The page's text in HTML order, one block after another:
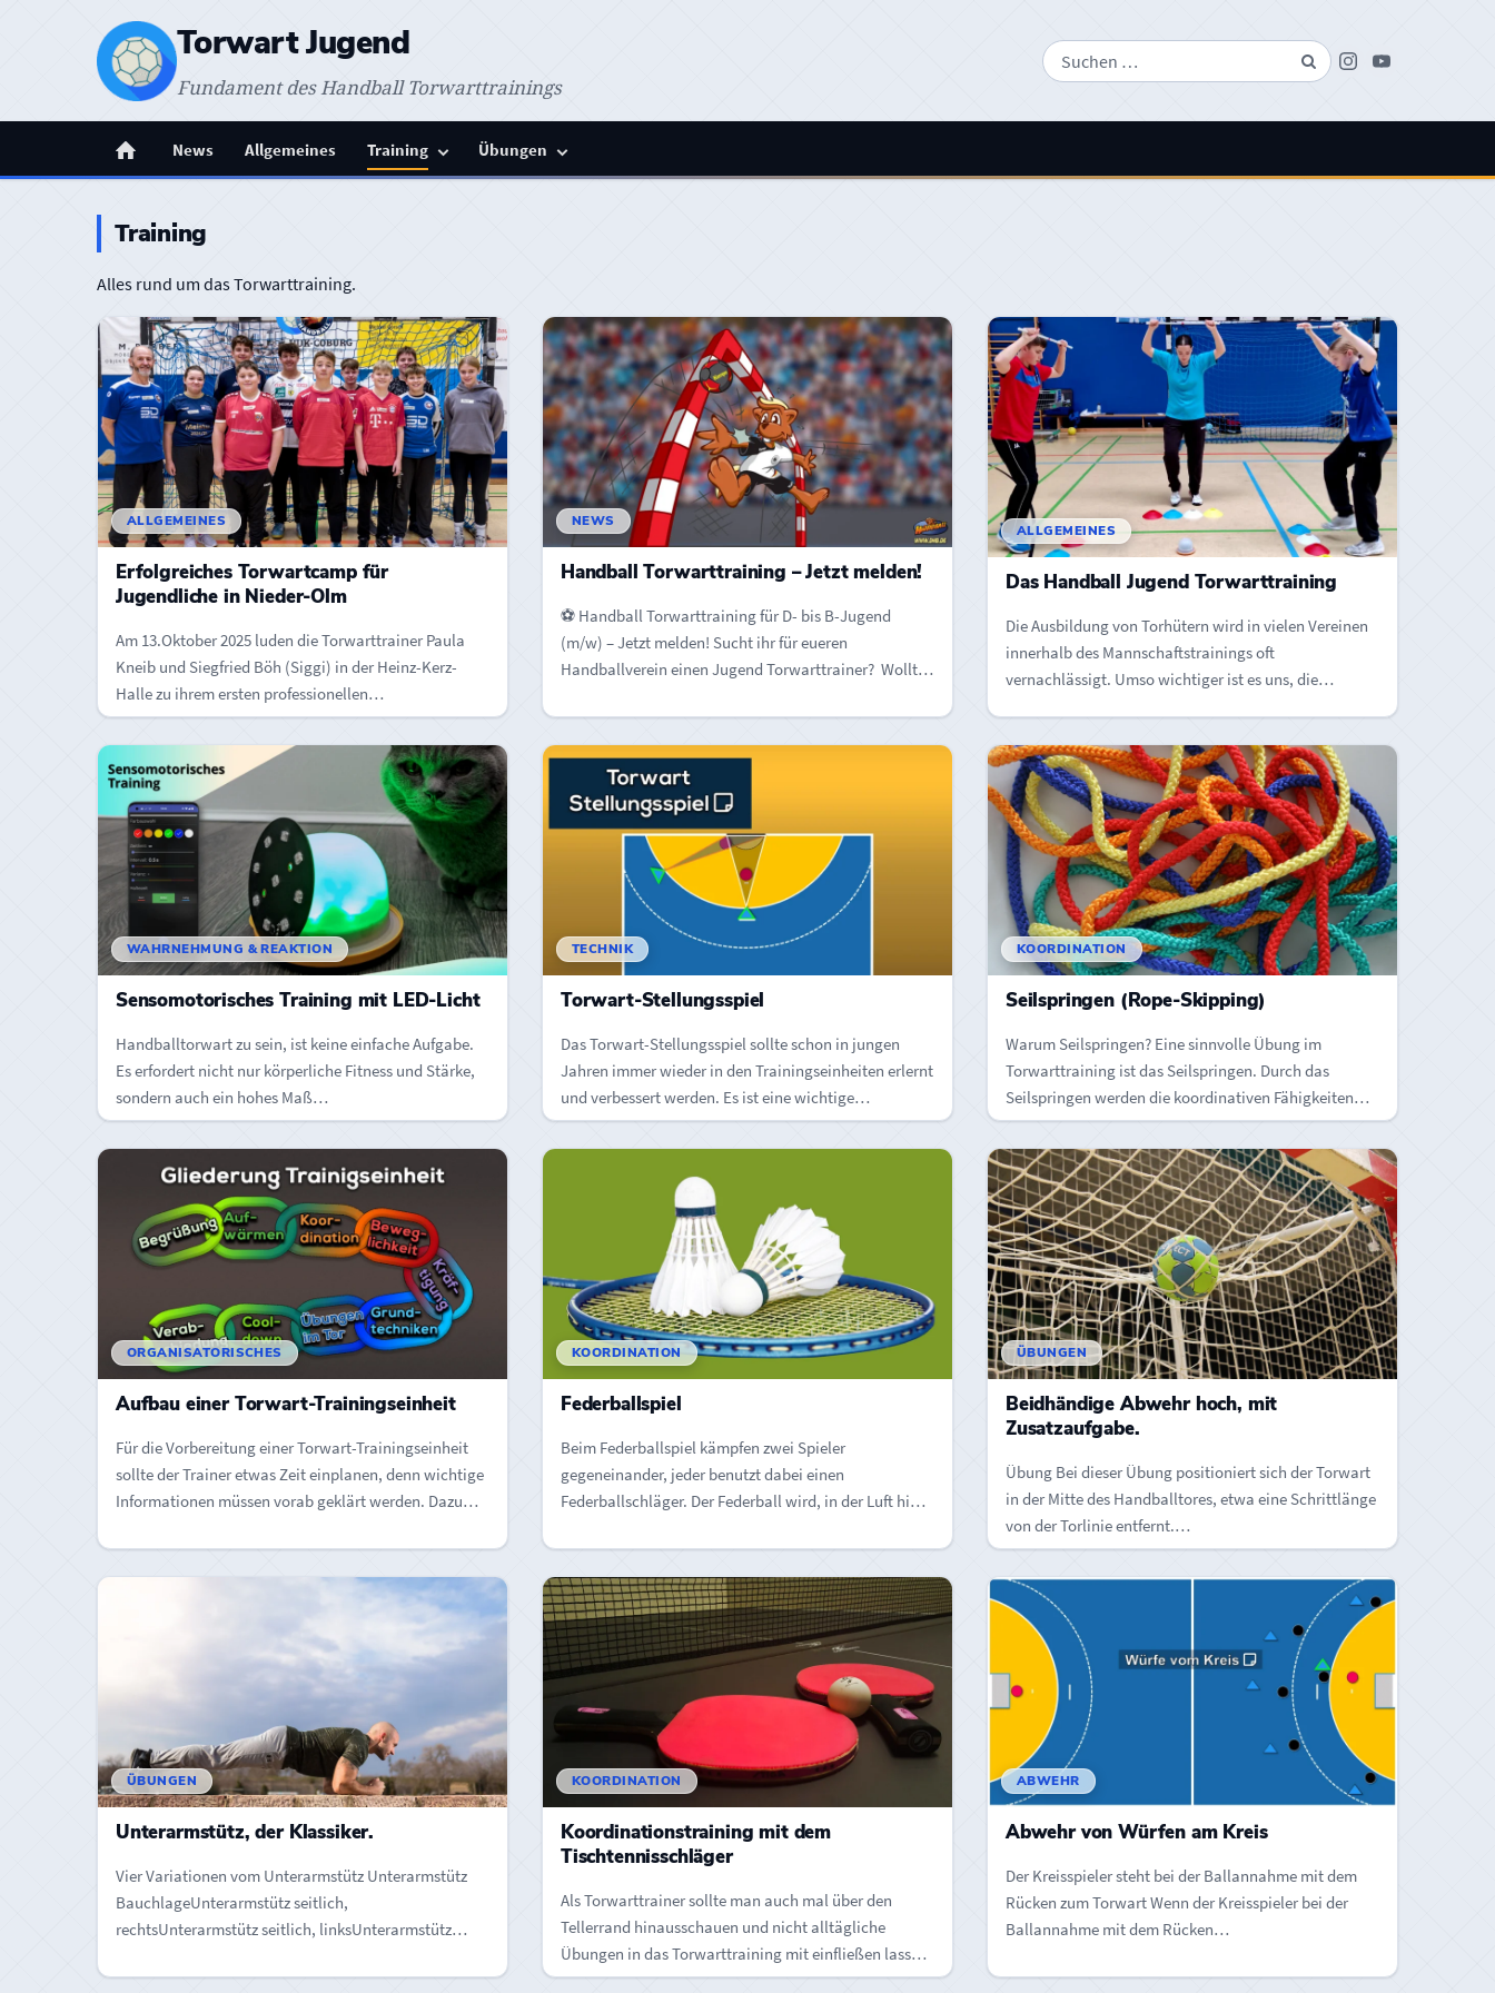
Torwart Jugend
Fundament des Handball Torwarttrainings
Suchen
nach:
Instagram
Youtube
News Allgemeines Training Übungen
Training
Alles rund um das Torwarttraining.
ALLGEMEINES
Erfolgreiches Torwartcamp für
Jugendliche in Nieder-Olm
Am 13.Oktober 2025 luden die Torwarttrainer Paula
Kneib und Siegfried Böh (Siggi) in der Heinz-Kerz-
Halle zu ihrem ersten professionellen
Torwarttraining…
NEWS
Handball Torwarttraining – Jetzt melden!
⚽️ Handball Torwarttraining für D- bis B-Jugend
(m/w) – Jetzt melden! Sucht ihr für eueren
Handballverein einen Jugend Torwarttrainer? Wollt…
ALLGEMEINES
Das Handball Jugend Torwarttraining
Die Ausbildung von Torhütern wird in vielen Vereinen
innerhalb des Mannschaftstrainings oft
vernachlässigt. Umso wichtiger ist es uns, die
WAHRNEHMUNG & REAKTION
Sensomotorisches Training mit LED-Licht
Handballtorwart zu sein, ist keine einfache Aufgabe.
Es erfordert nicht nur körperliche Fitness und Stärke,
sondern auch ein hohes Maß…
TECHNIK
Torwart-Stellungsspiel
Das Torwart-Stellungsspiel sollte schon in jungen
Jahren immer wieder in den Trainingseinheiten erlernt
und verbessert werden. Es ist eine wichtige…
KOORDINATION
Seilspringen (Rope-Skipping)
Warum Seilspringen? Eine sinnvolle Übung im
Torwarttraining ist das Seilspringen. Durch das
Seilspringen werden die koordinativen Fähigkeiten
enorm verbessert, ebenso…
ORGANISATORISCHES
Aufbau einer Torwart-Trainingseinheit
Für die Vorbereitung einer Torwart-Trainingseinheit
sollte der Trainer etwas Zeit einplanen, denn wichtige
Informationen müssen vorab geklärt werden. Dazu
KOORDINATION
Federballspiel
Beim Federballspiel kämpfen zwei Spieler
gegeneinander, jeder benutzt dabei einen
Federballschläger. Der Federball wird, in der Luft hin
ÜBUNGEN
Beidhändige Abwehr hoch, mit
Zusatzaufgabe.
Übung Bei dieser Übung positioniert sich der Torwart
in der Mitte des Handballtores, etwa eine Schrittlänge
von der Torlinie entfernt.…
ÜBUNGEN
Unterarmstütz, der Klassiker.
Vier Variationen vom Unterarmstütz Unterarmstütz
BauchlageUnterarmstütz seitlich,
rechtsUnterarmstütz seitlich, linksUnterarmstütz
vordere und…
KOORDINATION
Koordinationstraining mit dem
Tischtennisschläger
Als Torwarttrainer sollte man auch mal über den
Tellerrand hinausschauen und nicht alltägliche
Übungen in das Torwarttraining mit einfließen lassen.
…
ABWEHR
Abwehr von Würfen am Kreis
Der Kreisspieler steht bei der Ballannahme mit dem
Rücken zum Torwart Wenn der Kreisspieler bei der
Ballannahme mit dem Rücken…